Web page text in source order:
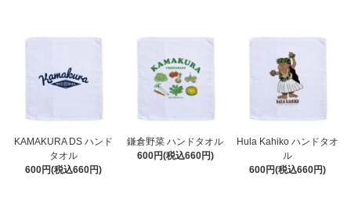
KAMAKURA DS ハンド
タオル
600円(税込660円)
鎌倉野菜 ハンドタオル
600円(税込660円)
Hula Kahiko ハンドタオ
ル
600円(税込660円)